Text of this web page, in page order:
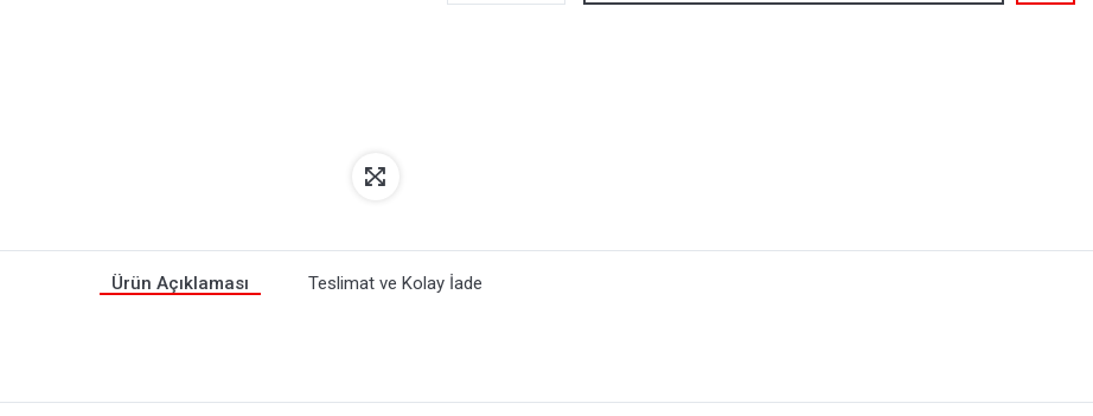
Ürün Açıklaması Teslimat ve Kolay İade